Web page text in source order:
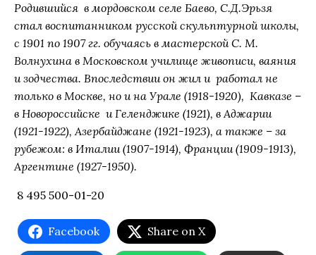
Родившийся в мордовском селе Баево, С.Д.Эрьзя
стал воспитанником русской скульптурной школы,
с 1901 по 1907 гг. обучаясь в мастерской С. М.
Волнухина в Московском училище живописи, ваяния
и зодчества. Впоследствии он жил и работал не
только в Москве, но и на Урале (1918-1920), Кавказе –
в Новороссийске и Геленджике (1921), в Аджарии
(1921-1922), Азербайджане (1921-1923), а также – за
рубежом: в Италии (1907-1914), Франции (1909-1913),
Аргентине (1927-1950).
8 495 500-01-20
Facebook Share on X